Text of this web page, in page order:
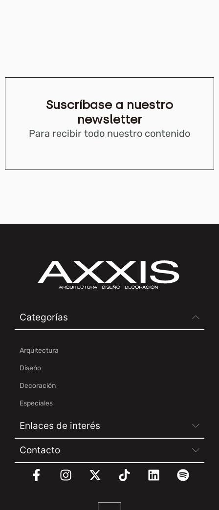
Suscríbase a nuestro
newsletter
Para recibir todo nuestro contenido
Categorías
Arquitectura
Diseño
Decoración
Especiales
Enlaces de interés
Contacto